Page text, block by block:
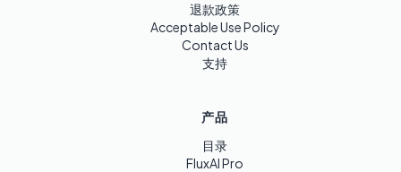
退款政策
Acceptable Use Policy
Contact Us
支持
产品
目录
FluxAI Pro